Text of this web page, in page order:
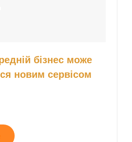
бізнес може
новим сервісом